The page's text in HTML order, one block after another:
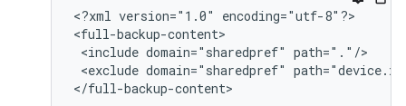
<?xml version="1.0"
encoding="utf-8"?>
<include domain="sharedpref"
<exclude domain="sharedpref"
</full-backup-content>